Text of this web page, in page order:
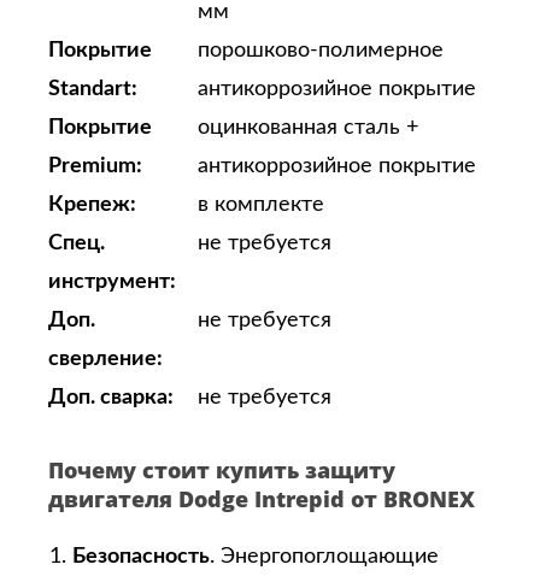
мм
Покрытие
Standart:
порошково-полимерное
антикоррозийное покрытие
Покрытие
Premium:
оцинкованная сталь +
антикоррозийное покрытие
Крепеж:
в комплекте
Спец.
инструмент:
не требуется
Доп.
сверление:
не требуется
Доп. сварка: не требуется
Почему стоит купить защиту
двигателя Dodge Intrepid от BRONEX
Безопасность. Энергопоглощающие